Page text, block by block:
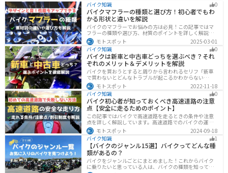
バイク知識 0
バイクマフラーの種類と選び方！初心者でもわ
かる形状と違いを解説
バイクのマフラーでお悩みの方は必見！この記事ではマ
フラーの種類や選び方、材質のポイントを詳しく解説し
ています。実は初めてのカスタマイズには、先端だけ変
えられるスリップオンマフラーがおすすめです。記事を
読めば、理想のサウンドと走りを手に入れられます。
モトスポット
2025-03-01
バイク知識
0
バイクは新車と中古車どっちを選ぶべき？それ
ぞれのメリット＆デメリットを解説
バイクを買おうとすると周りから言われるセリフ「新車
で買わないとどんなトラブルが起こるかわからない
ぞ！」「いやいや、どうせ転ぶんだから中古車で十分
だ！」…いろんな意見があるから迷いますよね。でも新
車と中古車、どちらにも良い点と悪い点があるんです。
それぞれの特徴について解説します。
モトスポット
2022-11-18
バイク知識
0
バイク初心者が知っておくべき高速道路の注意
点【安全に走るためのポイント】
この記事ではバイクで高速道路を走るときの条件や注意
点を詳しく解説しています。高速道路でのバイクの運転
に不安を感じていませんか？実は安全に運転するには、
走行条件や注意点を正しく理解することが大切です。高
速道路でも安全にバイクの運転を楽しむ方法を紹介しま
す！
モトスポット
2024-09-18
バイク知識
1
【バイクのジャンル15選】バイクってどんな種
類があるの？
バイクをジャンルごとにまとめました！これからバイク
に乗りたいと思っている人は、バイクの種類を知って気